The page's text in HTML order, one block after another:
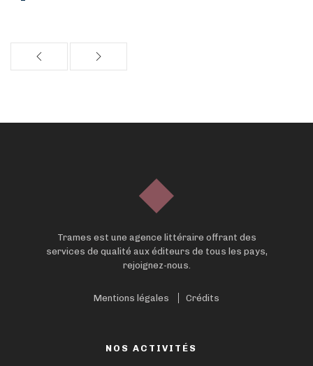
Trames est une agence littéraire offrant des
services de qualité aux éditeurs de tous les pays,
rejoignez-nous.
Mentions légales Crédits
NOS ACTIVITÉS